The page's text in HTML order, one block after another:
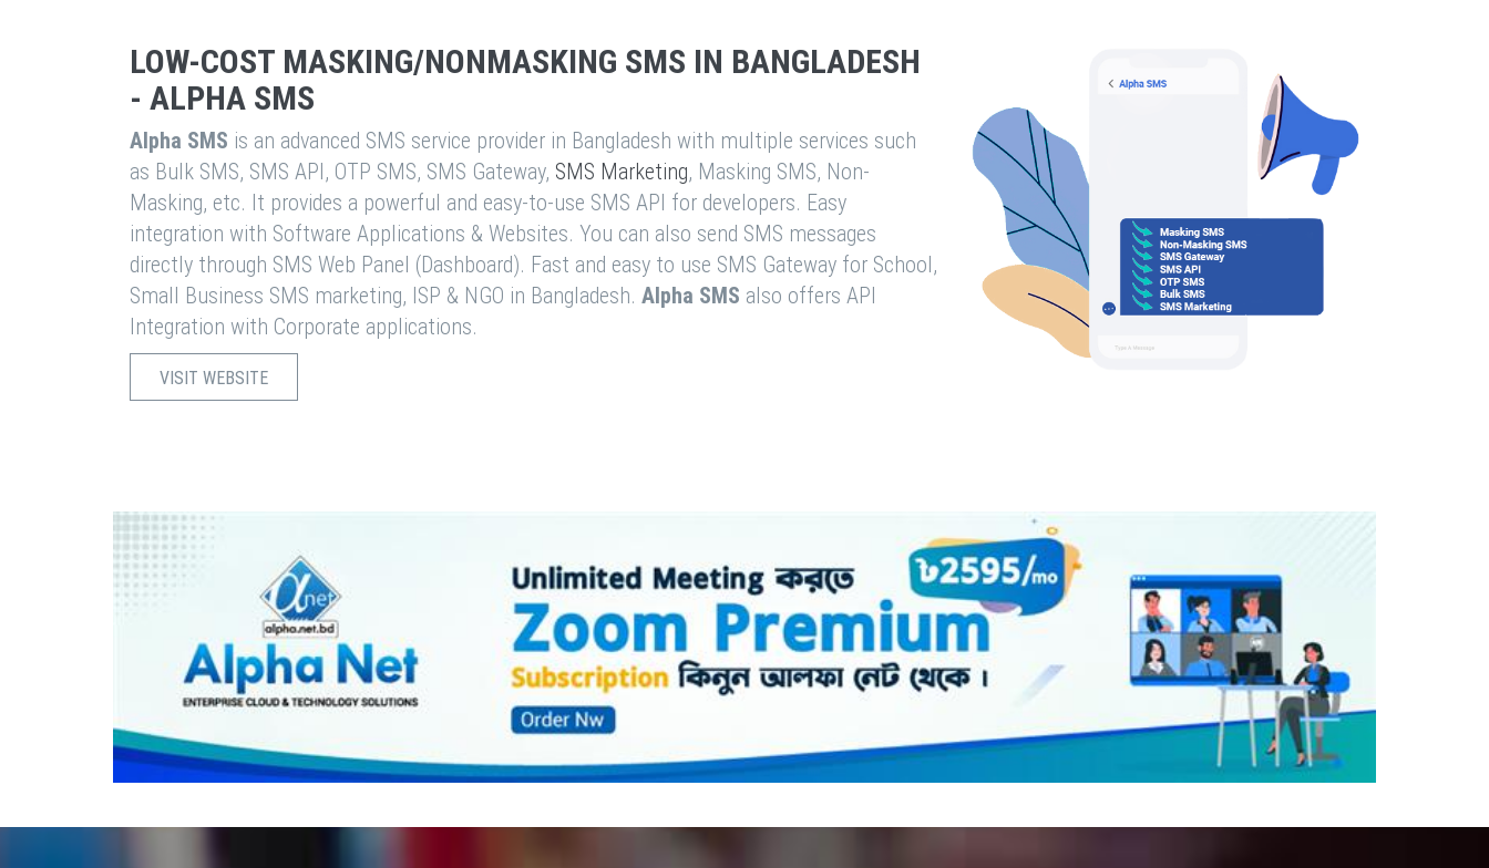
LOW-COST MASKING/NONMASKING SMS IN BANGLADESH
- ALPHA SMS
Alpha SMS is an advanced SMS service provider in Bangladesh with multiple services such
as Bulk SMS, SMS API, OTP SMS, SMS Gateway, SMS Marketing, Masking SMS, Non-
Masking, etc. It provides a powerful and easy-to-use SMS API for developers. Easy
integration with Software Applications & Websites. You can also send SMS messages
directly through SMS Web Panel (Dashboard). Fast and easy to use SMS Gateway for School,
Small Business SMS marketing, ISP & NGO in Bangladesh. Alpha SMS also offers API
Integration with Corporate applications.
VISIT WEBSITE